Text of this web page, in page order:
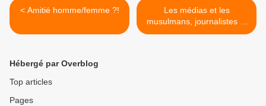
< Amitié homme/femme ?!
Les médias et les
musulmans, journalistes je
vous aime. >
Hébergé par Overblog
Top articles
Pages